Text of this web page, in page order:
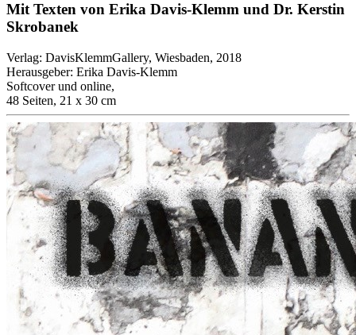
Mit Texten von Erika Davis-Klemm und Dr. Kerstin
Skrobanek
Verlag: DavisKlemmGallery, Wiesbaden, 2018
Herausgeber: Erika Davis-Klemm
Softcover und online,
48 Seiten, 21 x 30 cm